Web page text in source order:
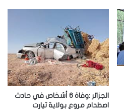
الجزائر :وفاة 6 أشخاص في حادث
اصطدام مروع بولاية تيارت